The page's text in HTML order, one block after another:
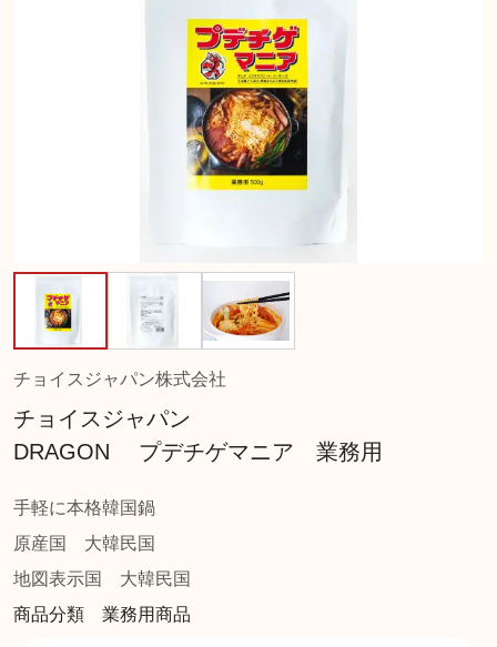
チョイスジャパン株式会社
チョイスジャパン
DRAGON プデチゲマニア 業務用
手軽に本格韓国鍋
原産国
大韓民国
地図表示国
大韓民国
商品分類 業務用商品